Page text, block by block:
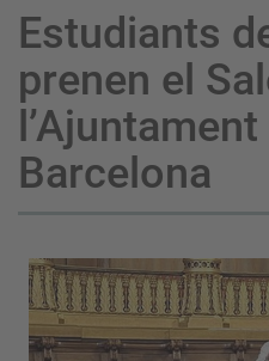
Estudiants
prenen el
l’Ajuntament
Barcelona